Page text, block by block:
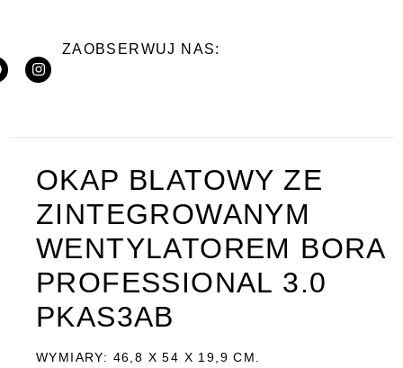
ZAOBSERWUJ NAS:
OKAP BLATOWY ZE
ZINTEGROWANYM
WENTYLATOREM BORA
PROFESSIONAL 3.0
PKAS3AB
WYMIARY: 46,8 X 54 X 19,9 CM.